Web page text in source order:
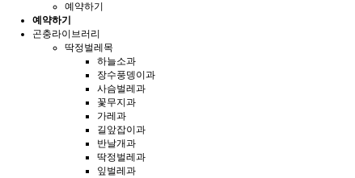
예약하기
예약하기
곤충라이브러리
딱정벌레목
하늘소과
장수풍뎅이과
사슴벌레과
꽃무지과
가레과
길앞잡이과
반날개과
딱정벌레과
잎벌레과